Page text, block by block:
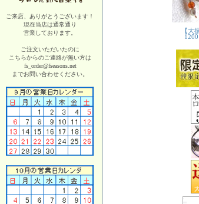
ご来店、ありがとうございます！
現在当店は通常通り
営業しております。
ご注文いただいたのに
こちらからのご連絡が無い方は
fs_order@fseasons.net
までお問い合わせください。